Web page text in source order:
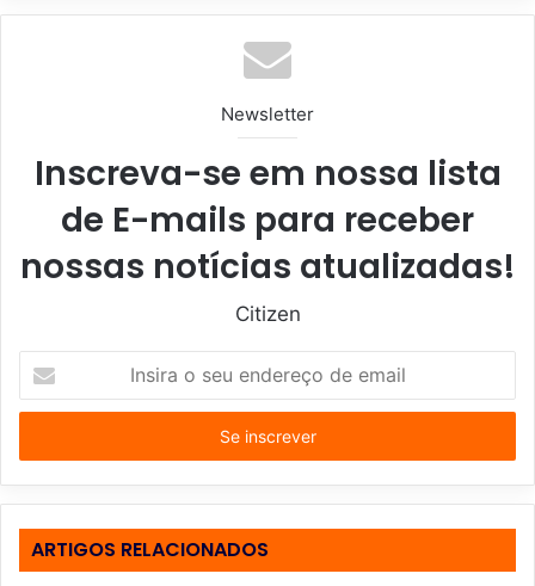
Newsletter
Inscreva-se em nossa lista
de E-mails para receber
nossas notícias atualizadas!
Citizen
s
r
a
ARTIGOS RELACIONADOS